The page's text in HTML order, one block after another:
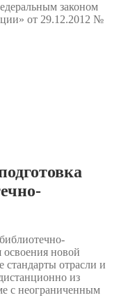
законом
от 29.12.2012 №
освоения новой
стандарты отрасли и
из
с неограниченным